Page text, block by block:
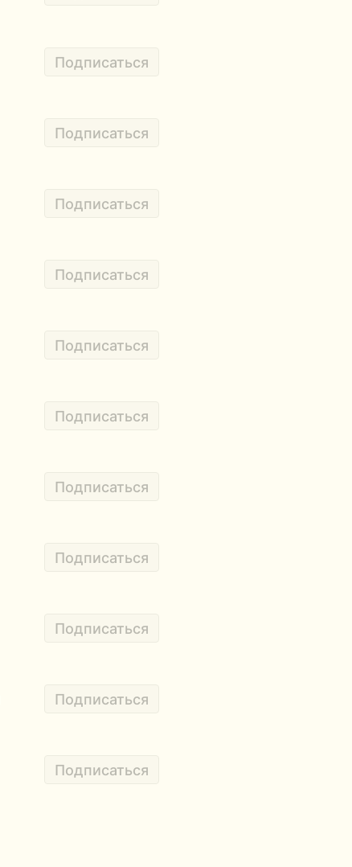
Подписаться
Подписаться
Подписаться
Подписаться
Подписаться
Подписаться
Подписаться
Подписаться
Подписаться
Подписаться
Подписаться